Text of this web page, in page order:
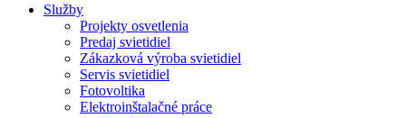
Služby
Projekty osvetlenia
Predaj svietidiel
Zákazková výroba svietidiel
Servis svietidiel
Fotovoltika
Elektroinštalačné práce